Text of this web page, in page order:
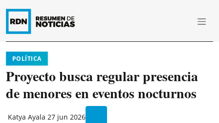
POLÍTICA
Proyecto busca regular presencia
de menores en eventos nocturnos
Katya Ayala 27 jun 2026